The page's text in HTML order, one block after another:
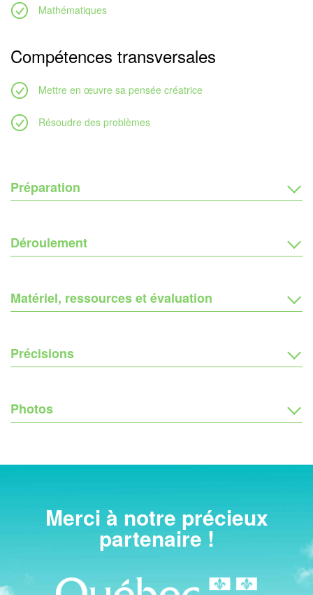
Mathématiques
Compétences transversales
Mettre en œuvre sa pensée créatrice
Résoudre des problèmes
Préparation
Déroulement
Matériel, ressources et évaluation
Précisions
Photos
Merci à notre précieux
partenaire !